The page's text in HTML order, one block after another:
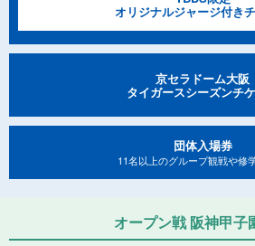
オリジナルジャージ付き
京セラドーム大阪
タイガースシーズンチ
団体⼊場券
11名以上のグループ観戦や修
オープン戦 阪神甲⼦